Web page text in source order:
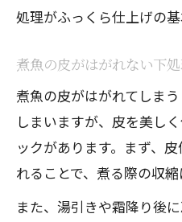
処理がふっくら仕上げの基
煮魚の皮がはがれない下
煮魚の皮がはがれてしま
しまいますが、皮を美し
ックがあります。まず、
れることで、煮る際の収縮
また、湯引きや霜降り後